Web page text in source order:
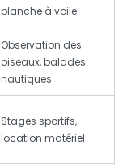
planche à voile
Observation des
oiseaux, balades
nautiques
Stages sportifs,
location matériel